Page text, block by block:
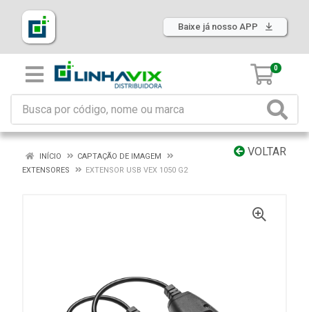
Baixe já nosso APP
0
VOLTAR
INÍCIO
CAPTAÇÃO DE IMAGEM
EXTENSORES
EXTENSOR USB VEX 1050 G2